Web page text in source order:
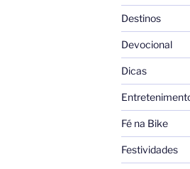
Destinos
Devocional
Dicas
Fé na Bike
Festividades